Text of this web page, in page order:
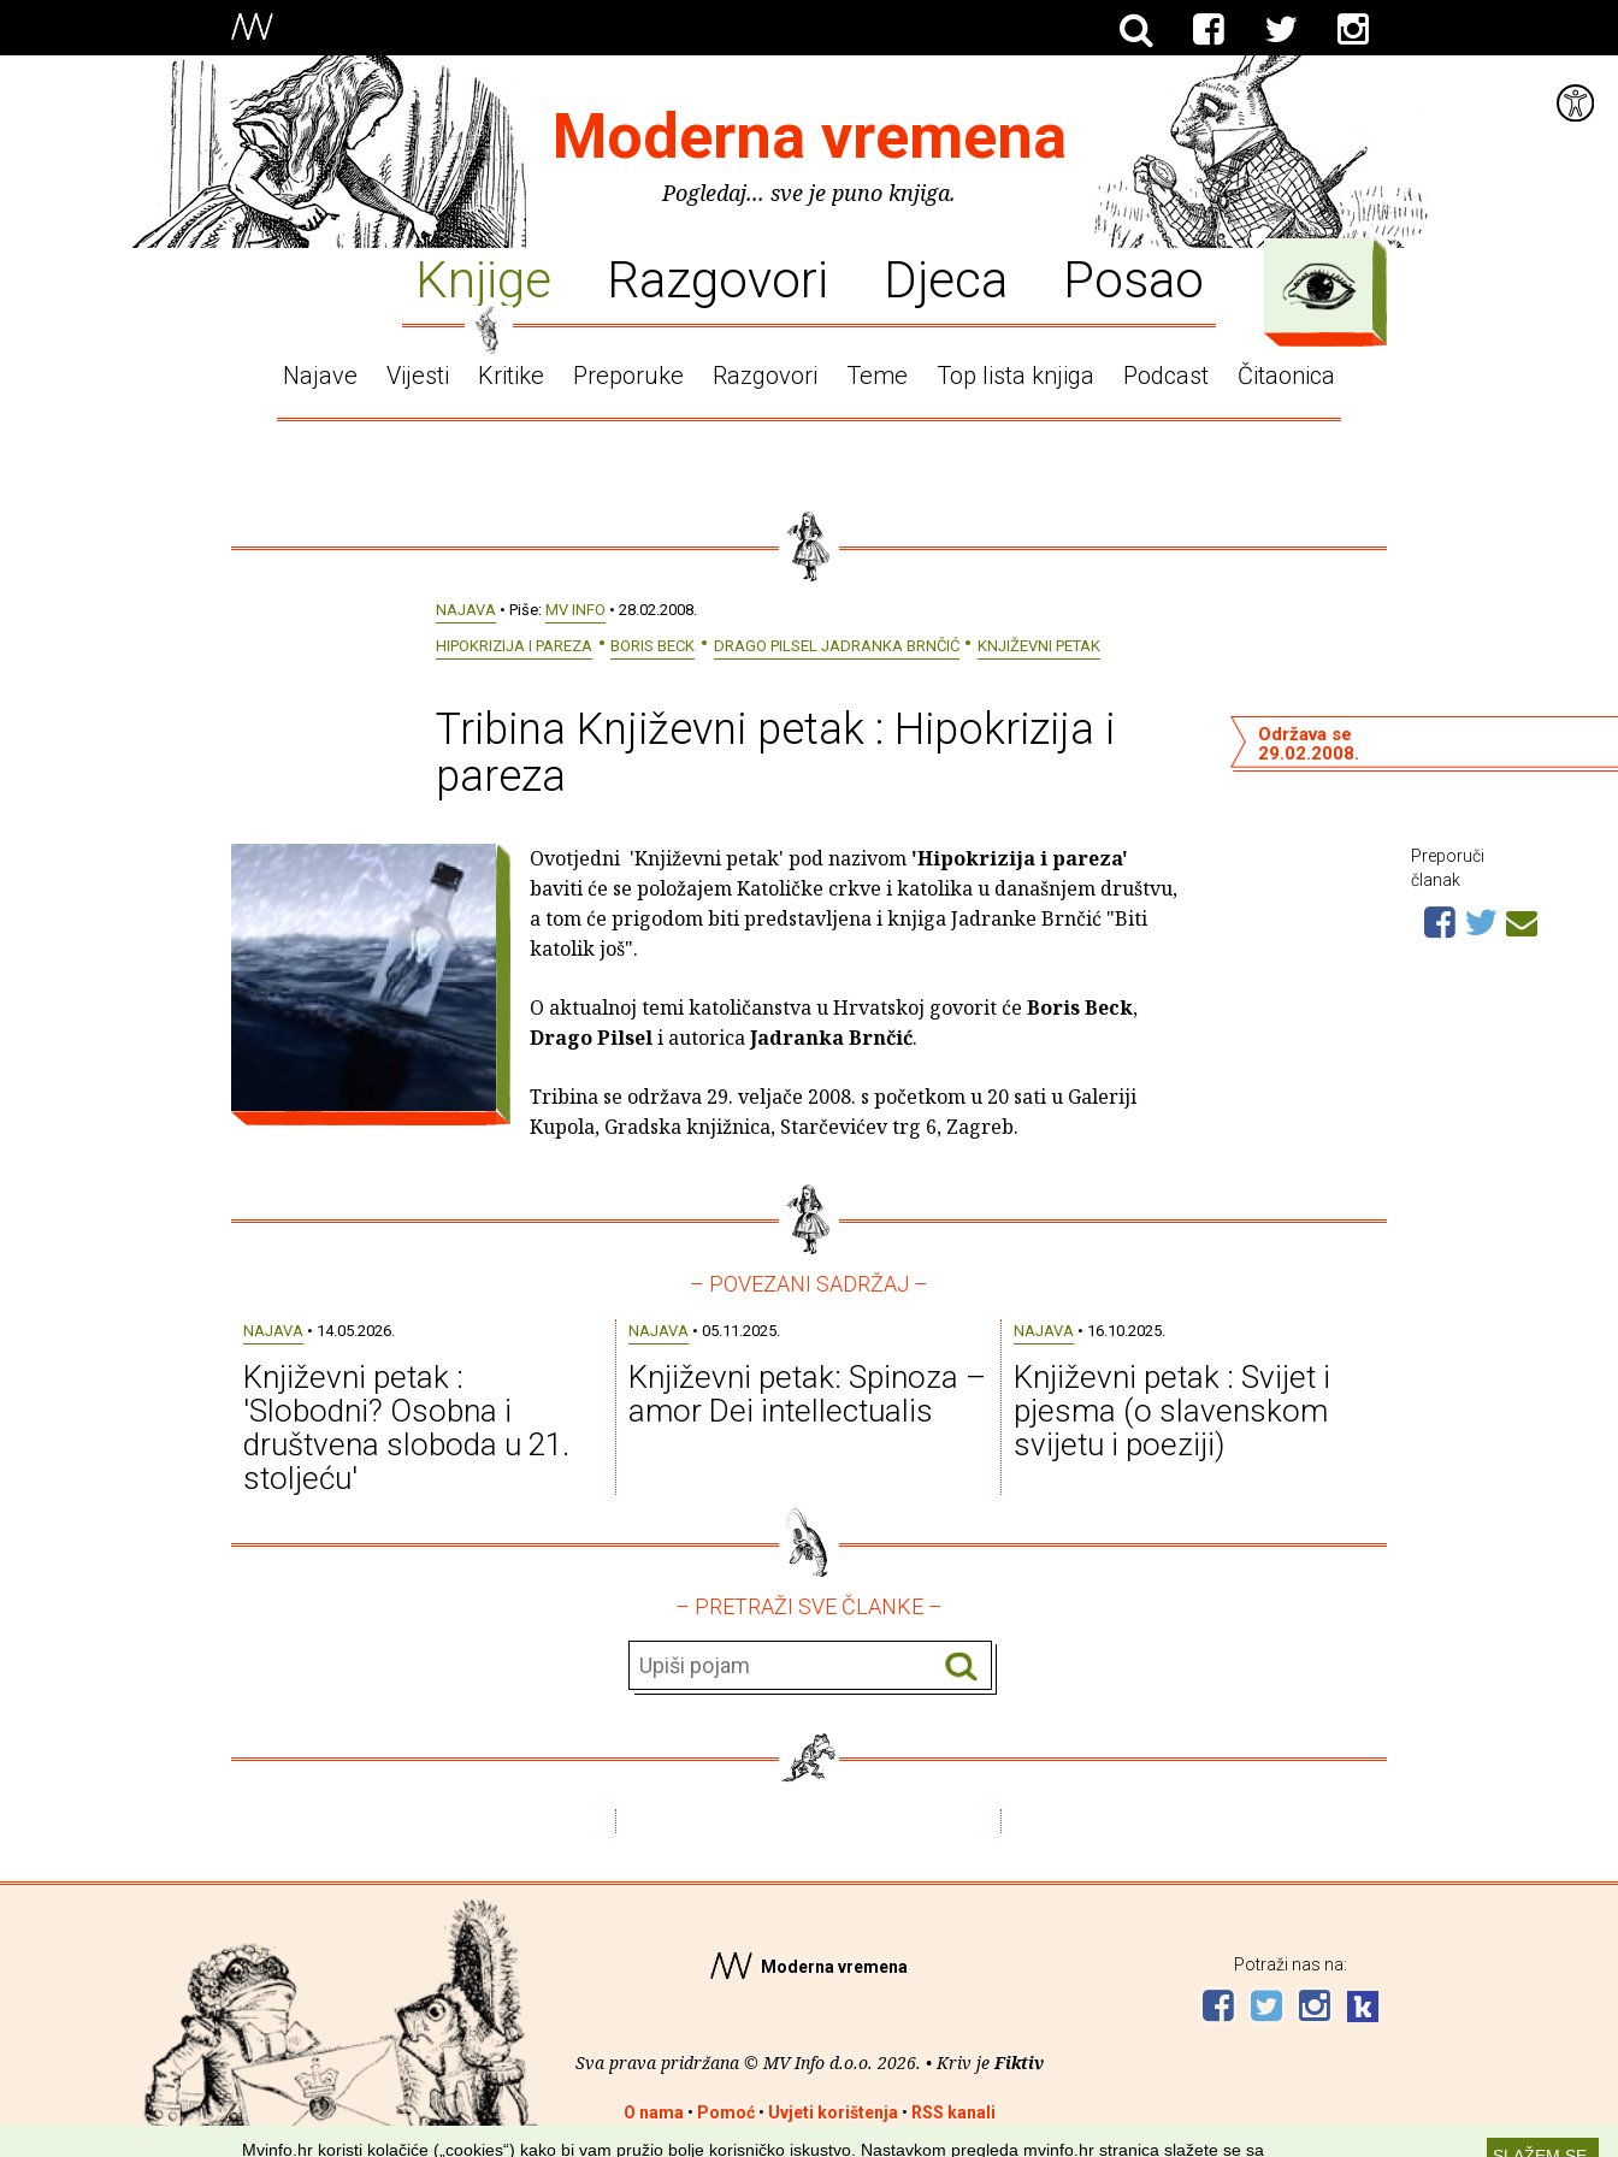
Moderna vremena
Pogledaj... sve je puno knjiga.
Knjige Razgovori Djeca Posao
Najave Vijesti Kritike Preporuke Razgovori Teme Top lista knjiga Podcast Čitaonica
NAJAVA • Piše: MV INFO • 28.02.2008.
HIPOKRIZIJA I PAREZA
BORIS BECK DRAGO PILSEL JADRANKA BRNČIĆ KNJIŽEVNI PETAK
Tribina Književni petak : Hipokrizija i
pareza
Održava se
29.02.2008.
Ovotjedni 'Književni petak' pod nazivom 'Hipokrizija i pareza'
baviti će se položajem Katoličke crkve i katolika u današnjem društvu,
a tom će prigodom biti predstavljena i knjiga Jadranke Brnčić "Biti
katolik još".
O aktualnoj temi katoličanstva u Hrvatskoj govorit će Boris Beck,
Drago Pilseli autoricaJadranka Brnčić.
Tribina se održava 29. veljače 2008. s početkom u 20 sati u Galeriji
Kupola, Gradska knjižnica, Starčevićev trg 6, Zagreb.
Preporuči
članak
– POVEZANI SADRŽAJ –
NAJAVA • 14.05.2026.
Književni petak :
'Slobodni? Osobna i
društvena sloboda u 21.
stoljeću'
NAJAVA • 05.11.2025.
Književni petak: Spinoza –
amor Dei intellectualis
NAJAVA • 16.10.2025.
Književni petak : Svijet i
pjesma (o slavenskom
svijetu i poeziji)
– PRETRAŽI SVE ČLANKE –
Moderna vremena
Sva prava pridržana © MV Info d.o.o. 2026. • Kriv je Fiktiv
O nama • Pomoć• Uvjeti korištenja • RSS kanali
Potraži nas na:
Mvinfo.hr koristi kolačiće („cookies“) kako bi vam pružio bolje korisničko iskustvo. Nastavkom pregleda mvinfo.hr stranica slažete se sa